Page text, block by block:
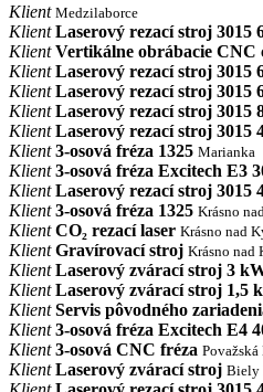
Klient Medzilaborce
Klient Laserový rezací stroj 3015
Klient Vertikálne obrábacie CNC
Klient Laserový rezací stroj 3015
Klient Laserový rezací stroj 3015
Klient Laserový rezací stroj 3015
Klient Laserový rezací stroj 3015
Klient 3-osová fréza 1325 Marianka
Klient 3-osová fréza Excitech E3
Klient Laserový rezací stroj 3015
Klient 3-osová fréza 1325 Krásno
Klient CO₂ rezací laser Krásno nad
Klient Gravírovací stroj Krásno nad
Klient Laserový zvárací stroj 3
Klient Laserový zvárací stroj 1,5
Klient Servis pôvodného
Klient 3-osová fréza Excitech E4
Klient 3-osová CNC fréza
Klient Laserový zvárací stroj Biely